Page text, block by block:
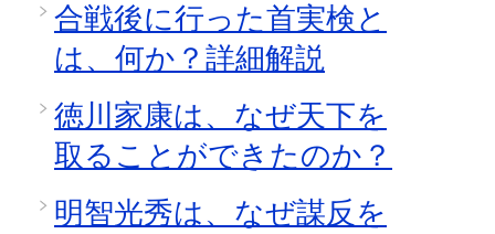
合戦後に行った首実検と
は、何か？詳細解説
徳川家康は、なぜ天下を
取ることができたのか？
明智光秀は、なぜ謀反を